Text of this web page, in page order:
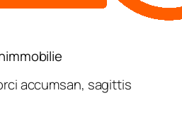
accumsan, sagittis